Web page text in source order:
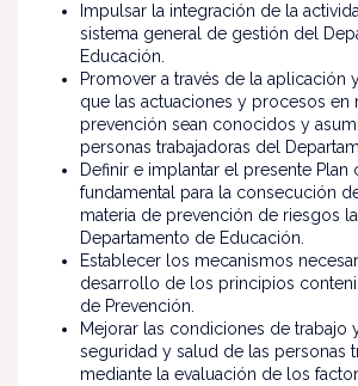
Impulsar la integración de la
sistema general de gestión del
Educación.
Promover a través de la aplicación
que las actuaciones y procesos en
prevención sean conocidos y
personas trabajadoras del
Definir e implantar el presente
fundamental para la consecución
materia de prevención de riesgos
Departamento de Educación.
Establecer los mecanismos
desarrollo de los principios
de Prevención.
Mejorar las condiciones de trabajo
seguridad y salud de las personas
mediante la evaluación de los